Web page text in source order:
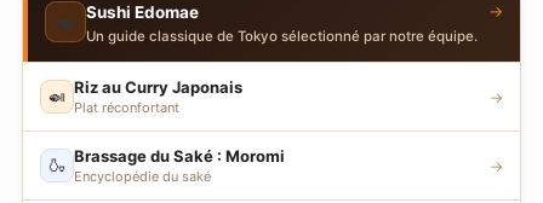
🍣 Sushi Edomae
Un guide classique de Tokyo sélectionné par notre équipe.
→
🍛 Riz au Curry Japonais
Plat réconfortant
→
🍶 Brassage du Saké : Moromi
Encyclopédie du saké
→